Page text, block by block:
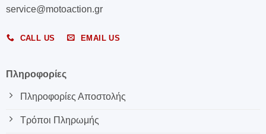
service@motoaction.gr
CALL US EMAIL US
Πληροφορίες
Πληροφορίες Αποστολής
Τρόποι Πληρωμής